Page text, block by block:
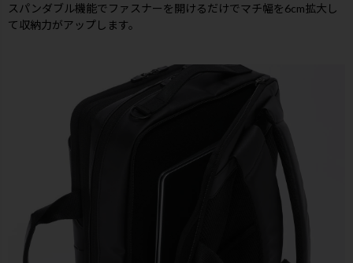
スパンダブル機能でファスナーを開けるだけでマチ幅を6cm拡大し
て収納力がアップします。